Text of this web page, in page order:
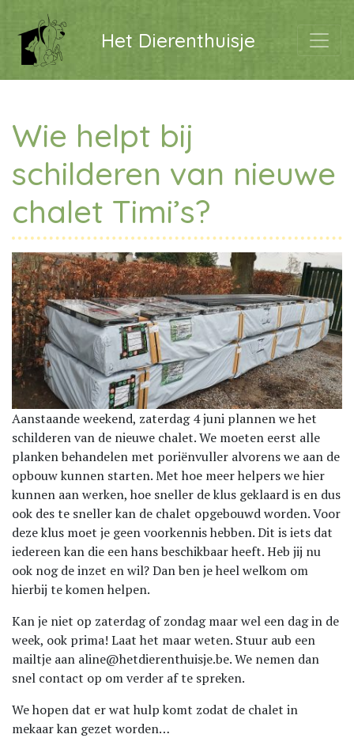
Het Dierenthuisje
Wie helpt bij
schilderen van nieuwe
chalet Timi’s?
Aanstaande weekend, zaterdag 4 juni plannen we het
schilderen van de nieuwe chalet. We moeten eerst alle
planken behandelen met poriënvuller alvorens we aan de
opbouw kunnen starten. Met hoe meer helpers we hier
kunnen aan werken, hoe sneller de klus geklaard is en dus
ook des te sneller kan de chalet opgebouwd worden. Voor
deze klus moet je geen voorkennis hebben. Dit is iets dat
iedereen kan die een hans beschikbaar heeft. Heb jij nu
ook nog de inzet en wil? Dan ben je heel welkom om
hierbij te komen helpen.
Kan je niet op zaterdag of zondag maar wel een dag in de
week, ook prima! Laat het maar weten. Stuur aub een
mailtje aan aline@hetdierenthuisje.be. We nemen dan
snel contact op om verder af te spreken.
We hopen dat er wat hulp komt zodat de chalet in
mekaar kan gezet worden…